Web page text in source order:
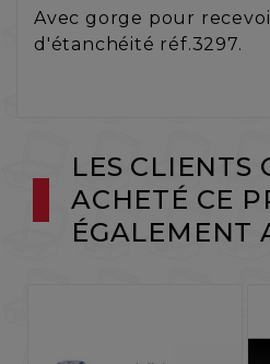
Avec gorge pour
d'étanchéité réf.3297.
LES CLIENTS
ACHETÉ CE
ÉGALEMENT